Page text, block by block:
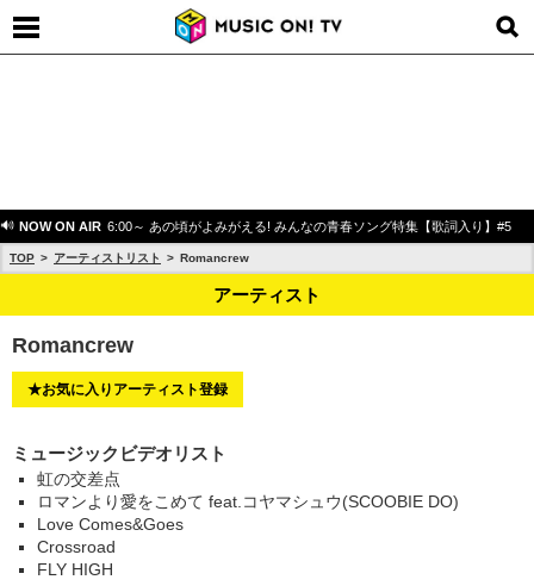
NOW ON AIR 6:00～ あの頃がよみがえる! みんなの青春ソング特集【歌詞入り】#5
TOP アーティストリスト Romancrew
アーティスト
Romancrew
★お気に入りアーティスト登録
ミュージックビデオリスト
虹の交差点
ロマンより愛をこめて feat.コヤマシュウ(SCOOBIE DO)
Love Comes&Goes
Crossroad
FLY HIGH